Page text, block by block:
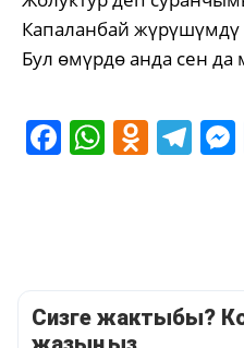
Капаланбай жүрүшүмдү
Бул өмүрдө анда сен да
Facebook
Сизге жактыбы?